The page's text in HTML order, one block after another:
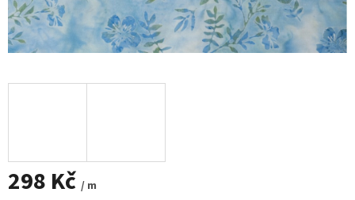
298 Kč / m